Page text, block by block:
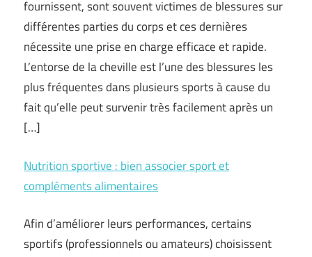
fournissent, sont souvent victimes de blessures sur
différentes parties du corps et ces dernières
nécessite une prise en charge efficace et rapide.
L’entorse de la cheville est l’une des blessures les
plus fréquentes dans plusieurs sports à cause du
fait qu’elle peut survenir très facilement après un
[…]
Nutrition sportive : bien associer sport et
compléments alimentaires
Afin d’améliorer leurs performances, certains
sportifs (professionnels ou amateurs) choisissent